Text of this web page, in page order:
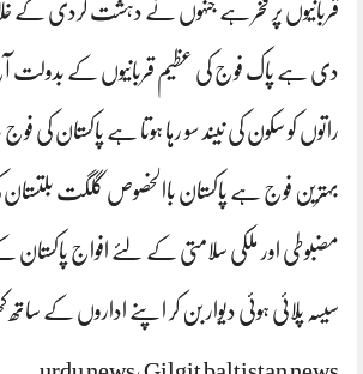
قربانیوں پر فخر ہے جنہوں نے دہشت گردی کے
دی ہے پاک فوج کی عظیم قربانیوں کے بدولت آج
راتوں کو سکون کی نیند سو رہا ہوتا ہے پاکستان کی
بہترین فوج ہے پاکستان باالخصوص گلگت بلتستان
مضبوطی اور ملکی سلامتی کے لئے افواج پاکستان
سیسہ پلائی ہوئی دیوار بن کر اپنے اداروں کے